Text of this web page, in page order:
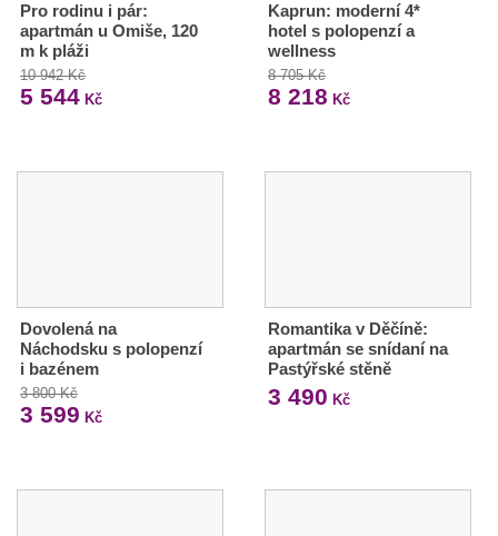
Pro rodinu i pár:
apartmán u Omiše, 120
m k pláži
10 942 Kč
5 544 Kč
Kaprun: moderní 4*
hotel s polopenzí a
wellness
8 705 Kč
8 218 Kč
Dovolená na
Náchodsku s polopenzí
i bazénem
3 800 Kč
3 599 Kč
Romantika v Děčíně:
apartmán se snídaní na
Pastýřské stěně
3 490 Kč